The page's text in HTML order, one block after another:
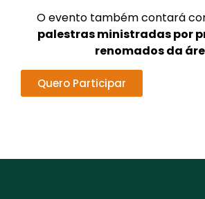
O evento também contará
palestras ministradas por
renomados da
Quero Participar